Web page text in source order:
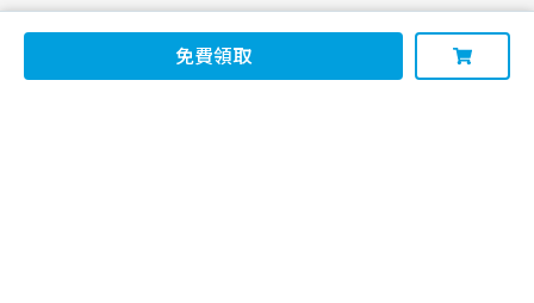
免費領取
合作申請